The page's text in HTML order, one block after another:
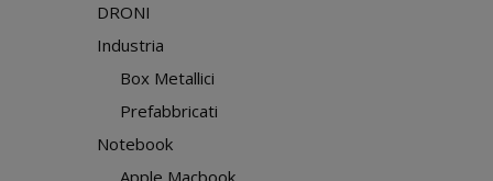
DRONI
Industria
Box Metallici
Prefabbricati
Notebook
Apple Macbook